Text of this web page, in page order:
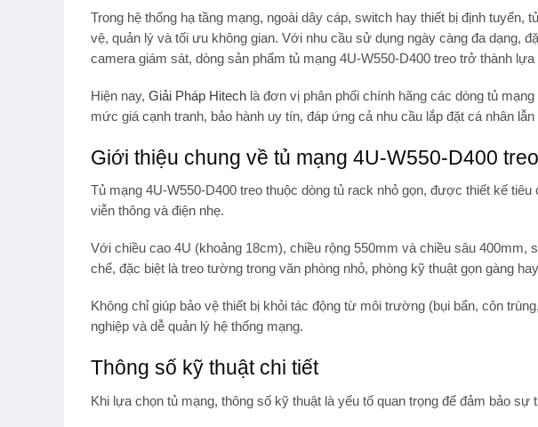
Trong hệ thống hạ tầng mạng, ngoài dây cáp, switch hay thiết bị định tuyến,
vệ, quản lý và tối ưu không gian. Với nhu cầu sử dụng ngày càng đa dạng,
camera giám sát, dòng sản phẩm tủ mạng 4U-W550-D400 treo trở thành lựa
Hiện nay, Giải Pháp Hitech là đơn vị phân phối chính hãng các dòng tủ
mức giá cạnh tranh, bảo hành uy tín, đáp ứng cả nhu cầu lắp đặt cá nhân
Giới thiệu chung về tủ mạng 4U-W550-D400 treo
Tủ mạng 4U-W550-D400 treo thuộc dòng tủ rack nhỏ gọn, được thiết kế
viễn thông và điện nhẹ.
Với chiều cao 4U (khoảng 18cm), chiều rộng 550mm và chiều sâu 400mm,
chế, đặc biệt là treo tường trong văn phòng nhỏ, phòng kỹ thuật gọn gàng
Không chỉ giúp bảo vệ thiết bị khỏi tác động từ môi trường (bụi bẩn, côn
nghiệp và dễ quản lý hệ thống mạng.
Thông số kỹ thuật chi tiết
Khi lựa chọn tủ mạng, thông số kỹ thuật là yếu tố quan trọng để đảm bảo sự